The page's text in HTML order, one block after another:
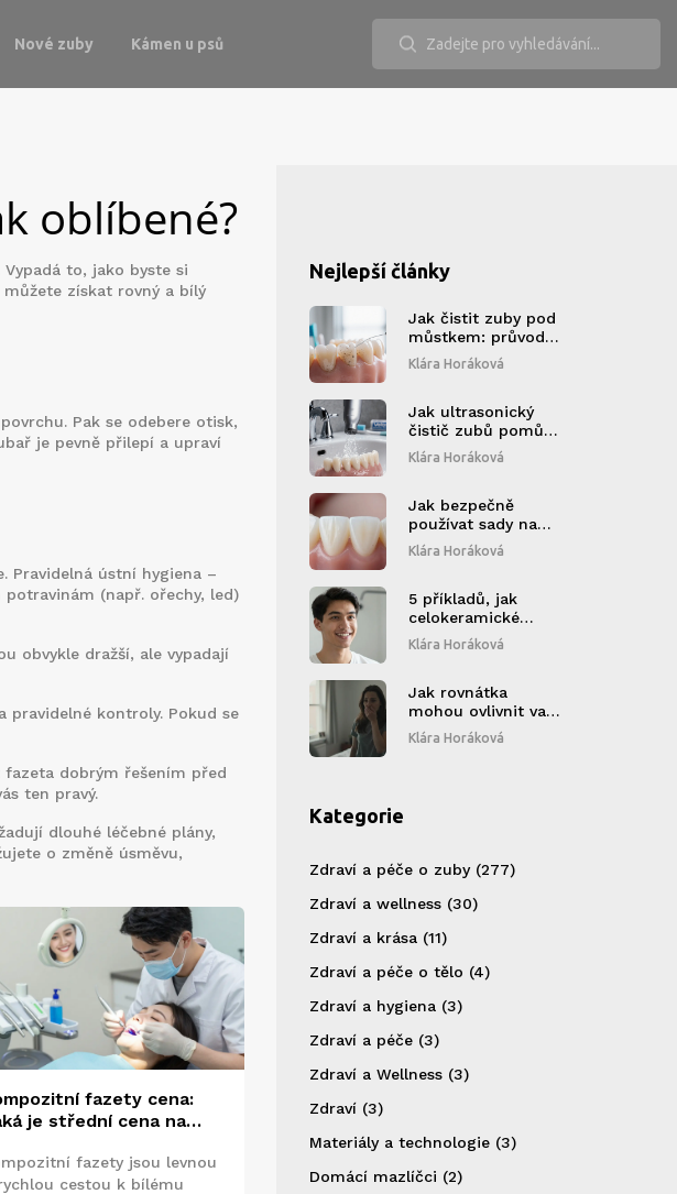
Nové zuby Kámen u psů
oblíbené?
to, jako byste si
můžete získat rovný a bílý
Pak se odebere otisk,
je pevně přilepí a upraví
Pravidelná ústní hygiena –
(např. ořechy, led)
obvykle dražší, ale vypadají
pravidelné kontroly. Pokud se
fazeta dobrým řešením před
ten pravý.
dlouhé léčebné plány,
o změně úsměvu,
fazety cena:
je střední cena na
fazety jsou levnou
cestou k bílému
Nejlepší články
Jak čistit zuby pod
můstkem: průvodce
čištěním a prevencí
kámen a zánětů
Klára Horáková
Jak ultrasonický
čistič zubů pomůže
udržet vaše zuby v
top stavu
Klára Horáková
Jak bezpečně
používat sady na
bělení zubů:
Kompletní průvodce
Klára Horáková
5 příkladů, jak
celokeramické
fazety změnily
životy lidí: Reálné
Klára Horáková
Jak rovnátka
mohou ovlivnit vaše
vztahy
Klára Horáková
Kategorie
Zdraví a péče o zuby (277)
Zdraví a wellness (30)
Zdraví a krása (11)
Zdraví a péče o tělo (4)
Zdraví a hygiena (3)
Zdraví a péče (3)
Zdraví a Wellness (3)
Zdraví (3)
Materiály a technologie (3)
Domácí mazlíčci (2)